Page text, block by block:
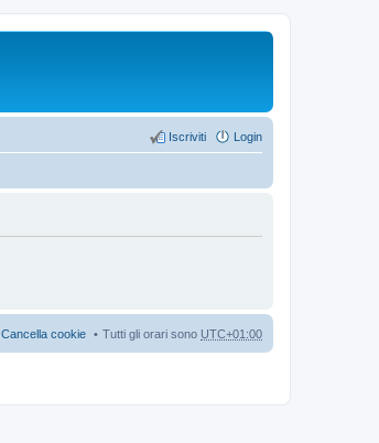
Login
Iscriviti
Tutti gli orari sono UTC+01:00
Cancella cookie